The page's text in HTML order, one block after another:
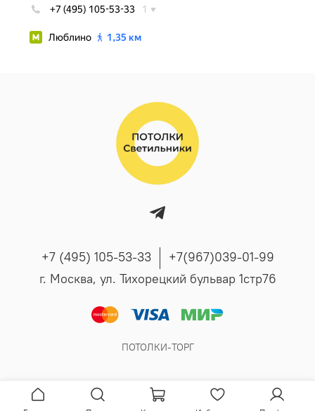
+7 (495) 105-53-33
+7(967)039-01-99
г. Москва, ул. Тихорецкий бульвар 1стр76
ПОТОЛКИ-ТОРГ